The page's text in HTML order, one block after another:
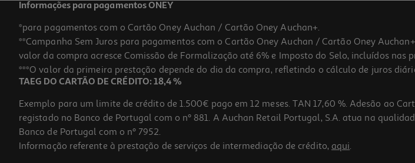
Informações para pagamentos ONEY
*para pagamentos com o Cartão Oney Auchan / Cartão Oney Auchan+.
**Campanha Sem Juros para pagamentos com o Cartão Oney Auchan / Cartão Oney
valor da compra acresce Comissão de Formalização até 6% e Imposto do Selo, incluídos nas
***O valor da primeira prestação depende do dia da compra, refletindo o cálculo de juros
TAEG DO CARTÃO DE CRÉDITO: 18,4 %
Exemplo para um limite de crédito de 1.500€ pago em 12 meses. TAN 17,60 %. Adesão ao
registado no Banco de Portugal com o nº 881. A Auchan Retail Portugal, S.A. atua na
Banco de Portugal com o nº 7952.
Informação referente à prestação de serviços de intermediação de crédito, aqui.